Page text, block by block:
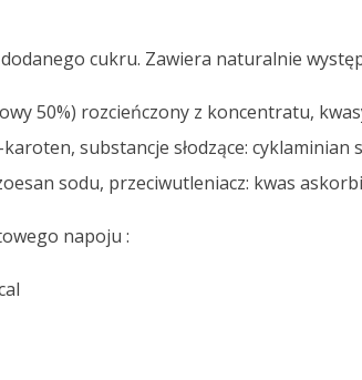
cukru. Zawiera naturalnie
50%) rozcieńczony z koncentratu,
substancje słodzące:
sodu, przeciwutleniacz: kwas
napoju :